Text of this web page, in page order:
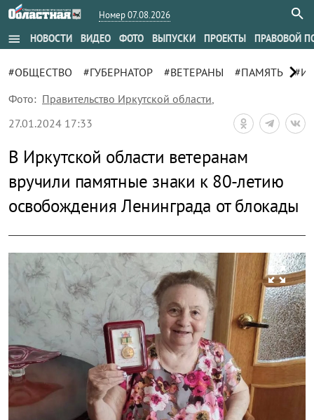
Номер 07.08.2026
menu НОВОСТИ ВИДЕО ФОТО ВЫПУСКИ ПРОЕКТЫ ПРАВОВОЙ
#ОБЩЕСТВО #ГУБЕРНАТОР #ВЕТЕРАНЫ #ПАМЯТЬchevron_right
Фото: Правительство Иркутской области,
27.01.2024 17:33
В Иркутской области ветеранам
вручили памятные знаки к 80-летию
освобождения Ленинграда от блокады
zoom_out_map